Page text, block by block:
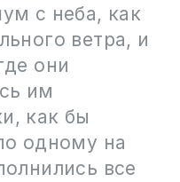
с неба, как
ветра, и
они
им
как бы
одному на
все